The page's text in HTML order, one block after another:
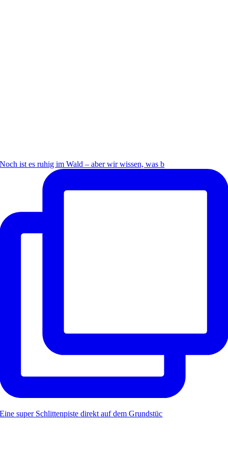
Noch ist es ruhig im Wald – aber wir wissen, was b
Eine super Schlittenpiste direkt auf dem Grundstüc